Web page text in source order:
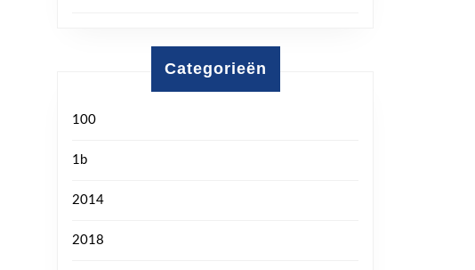
Categorieën
100
1b
2014
2018